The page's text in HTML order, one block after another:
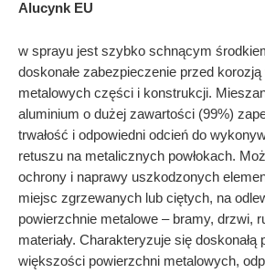
Alucynk EU
w sprayu jest szybko schnącym
doskonałe zabezpieczenie przed
metalowych części i konstrukcji.
aluminium o dużej zawartości (99%)
trwałość i odpowiedni odcień do
retuszu na metalicznych powłokach.
ochrony i naprawy uszkodzonych
miejsc zgrzewanych lub ciętych, na
powierzchnie metalowe – bramy, drzwi,
materiały. Charakteryzuje się
większości powierzchni metalowych,